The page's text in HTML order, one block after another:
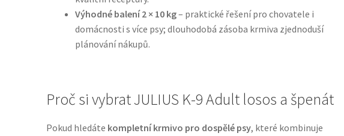
Výhodné balení 2 × 10 kg– praktické řešení pro chovatele i
domácnosti s více psy; dlouhodobá zásoba krmiva zjednoduší
plánování nákupů.
Proč si vybrat JULIUS K-9 Adult losos a špenát
Pokud hledáte kompletní krmivo pro dospělé psy, které kombinuje